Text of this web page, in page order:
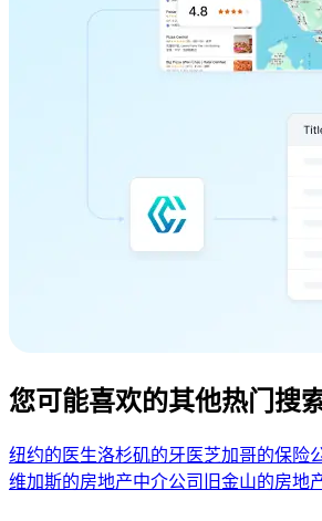
您可能喜欢的其他热门搜
纽约的医生洛杉矶的牙医芝加哥的保险
维加斯的房地产中介公司 旧金山的房地